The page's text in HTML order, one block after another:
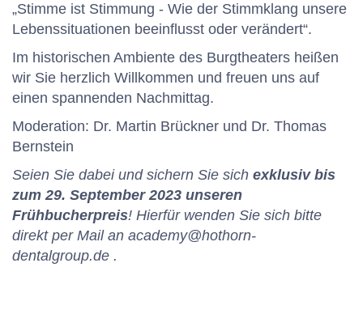
„Stimme ist Stimmung - Wie der Stimmklang unsere
Lebenssituationen beeinflusst oder verändert“.
Im historischen Ambiente des Burgtheaters heißen
wir Sie herzlich Willkommen und freuen uns auf
einen spannenden Nachmittag.
Moderation: Dr. Martin Brückner und Dr. Thomas
Bernstein
Seien Sie dabei und sichern Sie sich exklusiv bis
zum 29. September 2023 unseren
Frühbucherpreis! Hierfür wenden Sie sich bitte
direkt per Mail an academy@hothorn-
dentalgroup.de .